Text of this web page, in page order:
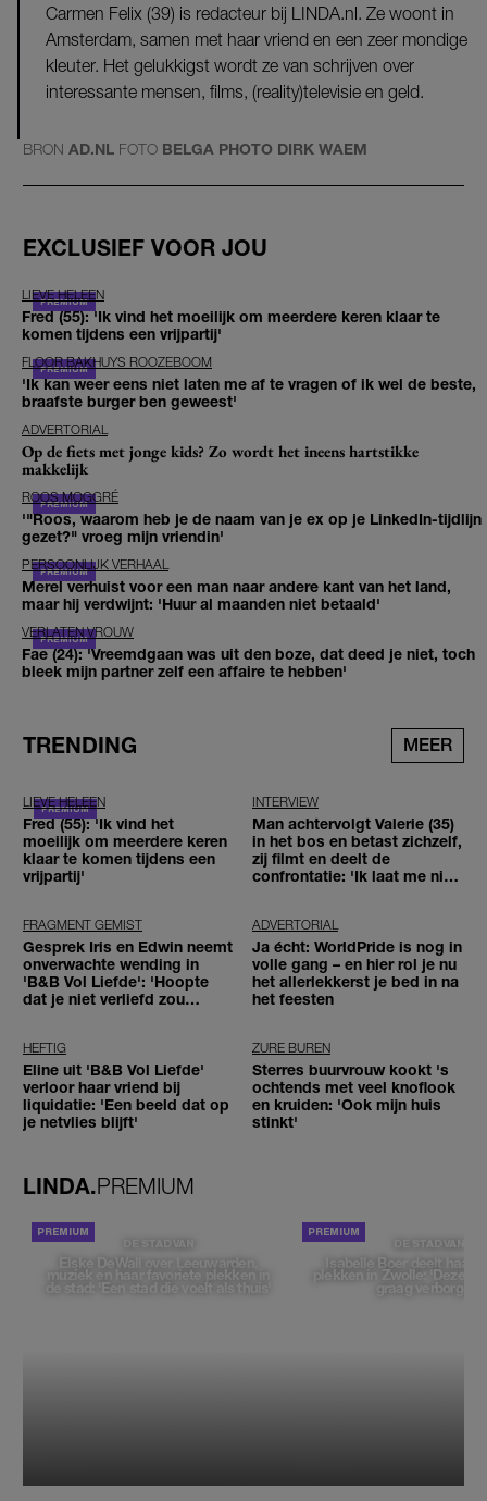
Carmen Felix (39) is redacteur bij LINDA.nl. Ze woont in
Amsterdam, samen met haar vriend en een zeer mondige
kleuter. Het gelukkigst wordt ze van schrijven over
interessante mensen, films, (reality)televisie en geld.
BRON AD.NL FOTO BELGA PHOTO DIRK WAEM
EXCLUSIEF VOOR JOU
LIEVE HELEEN
Fred (55): 'Ik vind het moeilijk om meerdere keren klaar te
komen tijdens een vrijpartij'
FLOOR BAKHUYS ROOZEBOOM
'Ik kan weer eens niet laten me af te vragen of ik wel de beste,
braafste burger ben geweest'
ADVERTORIAL
Op de fiets met jonge kids? Zo wordt het ineens hartstikke
makkelijk
ROOS MOGGRÉ
'"Roos, waarom heb je de naam van je ex op je LinkedIn-tijdlijn
gezet?" vroeg mijn vriendin'
PERSOONLIJK VERHAAL
Merel verhuist voor een man naar andere kant van het land,
maar hij verdwijnt: 'Huur al maanden niet betaald'
VERLATEN VROUW
Fae (24): 'Vreemdgaan was uit den boze, dat deed je niet, toch
bleek mijn partner zelf een affaire te hebben'
TRENDING MEER
LIEVE HELEEN
Fred (55): 'Ik vind het
moeilijk om meerdere keren
klaar te komen tijdens een
vrijpartij'
INTERVIEW
Man achtervolgt Valerie (35)
in het bos en betast zichzelf,
zij filmt en deelt de
confrontatie: 'Ik laat me niet
FRAGMENT GEMIST
Gesprek Iris en Edwin neemt
onverwachte wending in
'B&B Vol Liefde': 'Hoopte
dat je niet verliefd zou
ADVERTORIAL
Ja écht: WorldPride is nog in
volle gang – en hier rol je nu
het allerlekkerst je bed in na
het feesten
HEFTIG
Eline uit 'B&B Vol Liefde'
verloor haar vriend bij
liquidatie: 'Een beeld dat op
je netvlies blijft'
ZURE BUREN
Sterres buurvrouw kookt 's
ochtends met veel knoflook
en kruiden: 'Ook mijn huis
stinkt'
LINDA.PREMIUM
DE STAD VAN
Elske DeWall over Leeuwarden,
muziek en haar favoriete plekken in
de stad: 'Een stad die voelt als thuis'
DE STAD VAN
Isabelle Boer deelt haar
plekken in Zwolle: 'Deze
graag verborgen'